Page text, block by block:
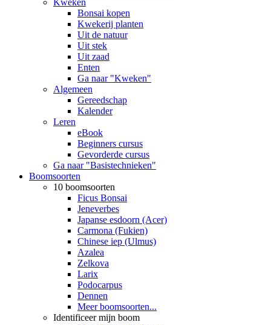
Kweken
Bonsai kopen
Kwekerij planten
Uit de natuur
Uit stek
Uit zaad
Enten
Ga naar "Kweken"
Algemeen
Gereedschap
Kalender
Leren
eBook
Beginners cursus
Gevorderde cursus
Ga naar "Basistechnieken"
Boomsoorten
10 boomsoorten
Ficus Bonsai
Jeneverbes
Japanse esdoorn (Acer)
Carmona (Fukien)
Chinese iep (Ulmus)
Azalea
Zelkova
Larix
Podocarpus
Dennen
Meer boomsoorten...
Identificeer mijn boom